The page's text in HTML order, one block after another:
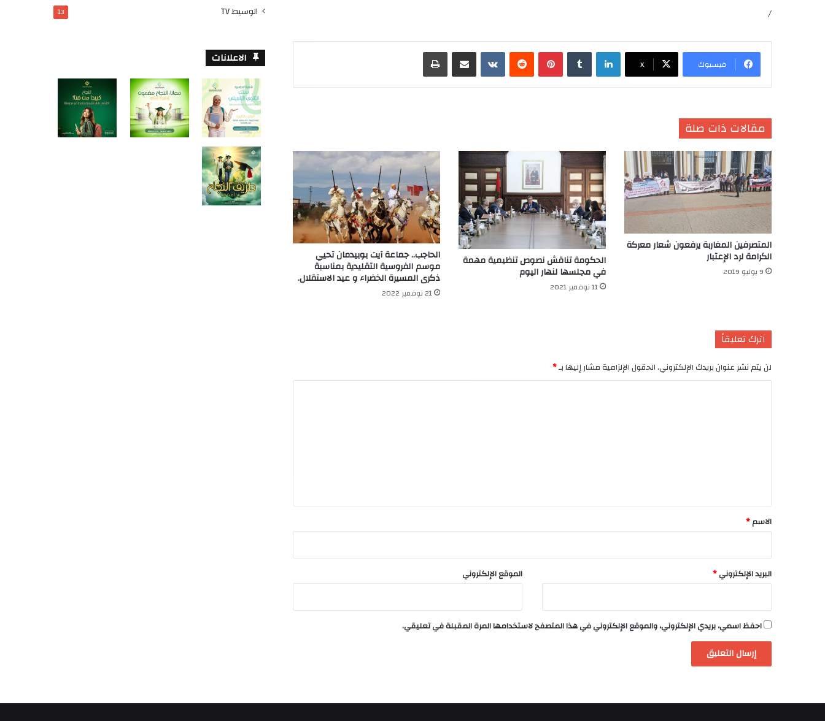
/
فيسبوك X
لينكدإن بينتيريست
مقالات ذات صلة
المتصرفين المغاربة يرفعون شعار معركة
الكرامة لرد الإعتبار
9 يوليو 2019
الحكومة تناقش نصوص تنظيمية مهمة
في مجلسها لنهار اليوم
11 نوفمبر 2021
الحاجب.. جماعة آيت بوبيدمان تحيي
موسم الفروسية التقليدية بمناسبة
ذكرى المسيرة الخضراء و عيد الاستقلال.
21 نوفمبر 2022
اترك تعليقاً
لن يتم نشر عنوان بريدك الإلكتروني.الحقول الإلزامية مشار إليها بـ*
*
الاسم*
البريد الإلكتروني* الموقع الإلكتروني
احفظ اسمي، بريدي الإلكتروني، والموقع الإلكتروني في هذا المتصفح لاستخدامها المرة المقبلة في تعليقي.
الوسيط TV 13
الاعلانات